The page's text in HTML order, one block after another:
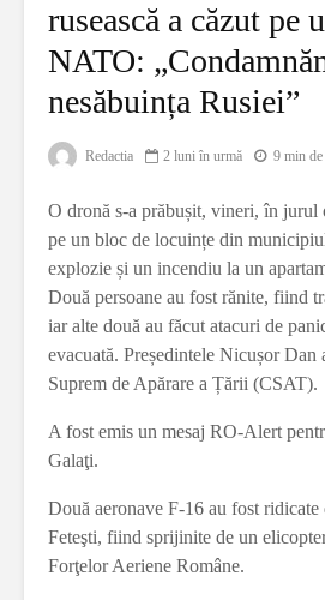
rusească a căzut pe
NATO:
nesăbuința Rusiei”
Redactia 2 luni în urmă 9 min
O dronă s-a prăbușit, vineri, în jurul
pe un bloc de locuințe din
explozie și un incendiu la un
Două persoane au fost rănite, fiind
iar alte două au făcut atacuri de
evacuată. Președintele Nicușor
Suprem de Apărare a Țării (CSAT).
A fost emis un mesaj RO-Alert
Galaţi.
Două aeronave F-16 au fost ridicate
Feteşti, fiind sprijinite de un
Forţelor Aeriene Române.